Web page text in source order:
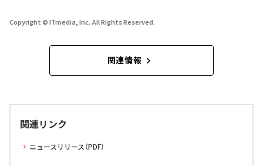
Copyright © ITmedia, Inc. All Rights Reserved.
関連情報
関連リンク
ニュースリリース（PDF）